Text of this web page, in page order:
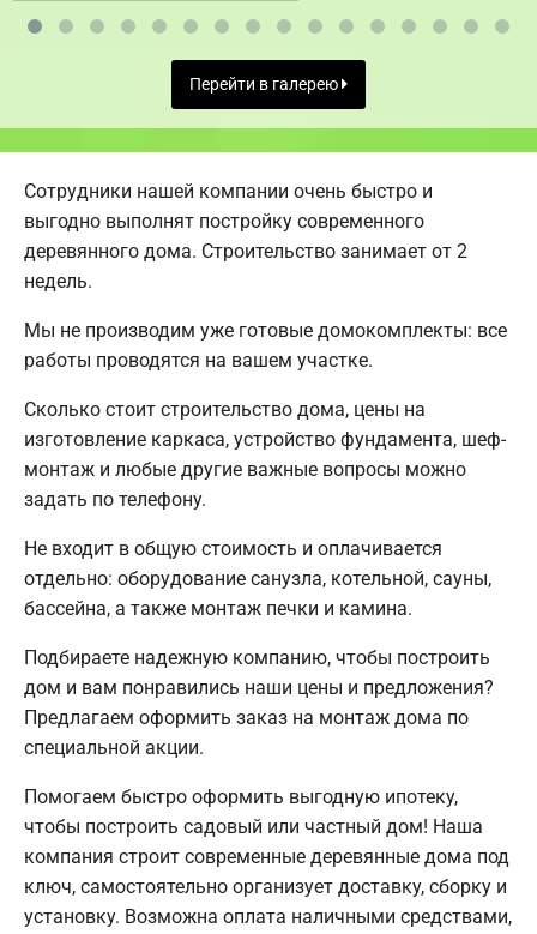
Перейти в галерею
Сотрудники нашей компании очень быстро и
выгодно выполнят постройку современного
деревянного дома. Строительство занимает от 2
недель.
Мы не производим уже готовые домокомплекты: все
работы проводятся на вашем участке.
Сколько стоит строительство дома, цены на
изготовление каркаса, устройство фундамента, шеф-
монтаж и любые другие важные вопросы можно
задать по телефону.
Не входит в общую стоимость и оплачивается
отдельно: оборудование санузла, котельной, сауны,
бассейна, а также монтаж печки и камина.
Подбираете надежную компанию, чтобы построить
дом и вам понравились наши цены и предложения?
Предлагаем оформить заказ на монтаж дома по
специальной акции.
Помогаем быстро оформить выгодную ипотеку,
чтобы построить садовый или частный дом! Наша
компания строит современные деревянные дома под
ключ, самостоятельно организует доставку, сборку и
установку. Возможна оплата наличными средствами,